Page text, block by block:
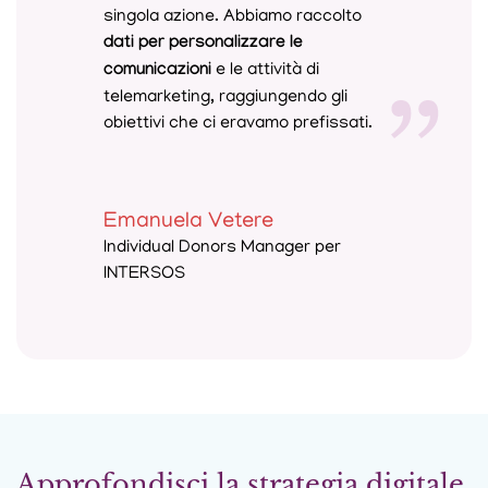
singola azione. Abbiamo raccolto
dati per personalizzare le
comunicazioni e le attività di
telemarketing, raggiungendo gli
obiettivi che ci eravamo prefissati.
Emanuela Vetere
Individual Donors Manager per
INTERSOS